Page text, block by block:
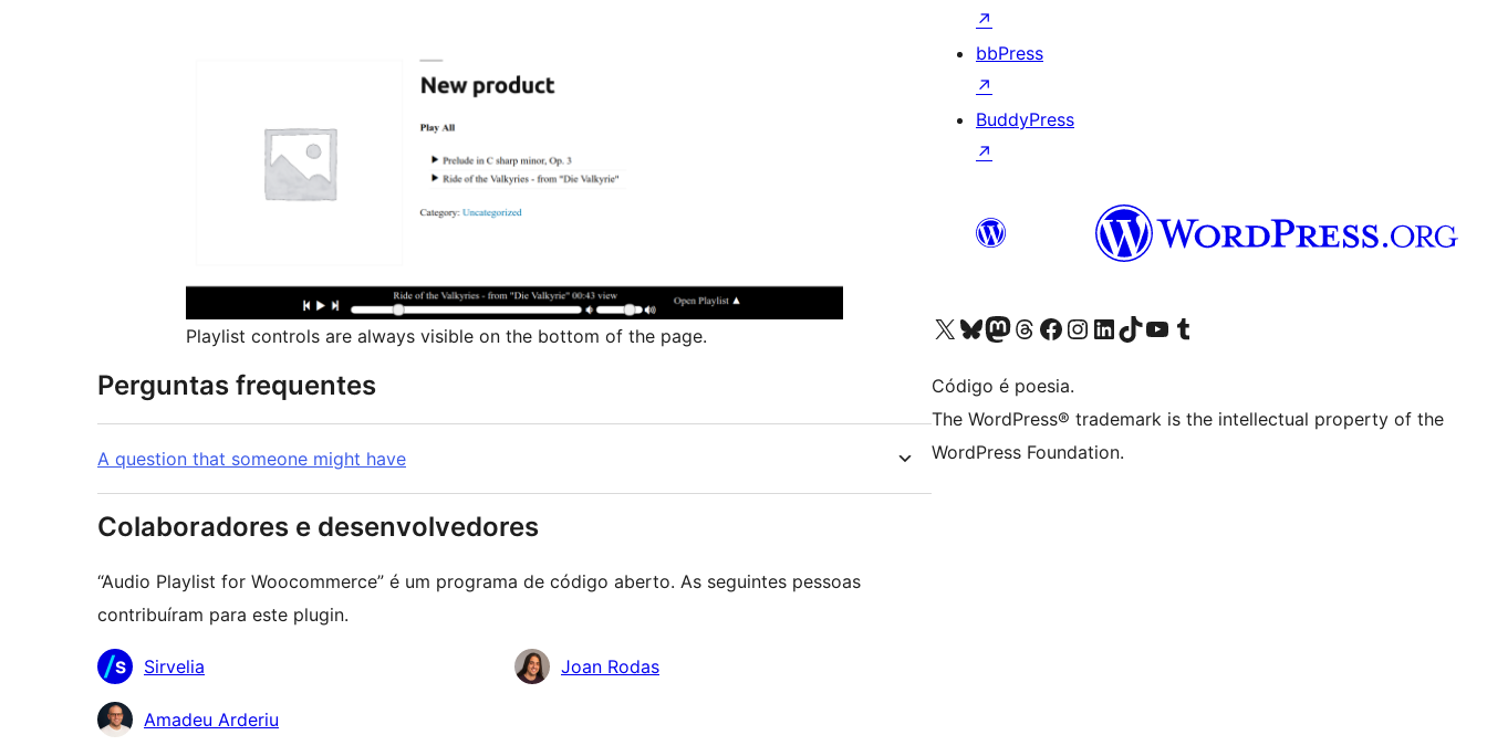
Playlist controls are always visible on the bottom of the page.
Perguntas frequentes
A question that someone might have
Colaboradores e desenvolvedores
“Audio Playlist for Woocommerce” é um programa de código aberto. As seguintes pessoas
contribuíram para este plugin.
Colaboradores
Sirvelia Joan Rodas
Amadeu Arderiu
↗
bbPress
↗
BuddyPress
↗
Acessar nossa conta do X (antigo Twitter)
Acessar nossa conta do Bluesky
Acessar nossa conta do Mastodon
Acessar nossa conta do Threads
Acessar nossa página do Facebook
Acessar nossa conta do Instagram
Acessar nossa conta do LinkedIn
Acessar nossa conta do TikTok
Acessar nosso canal do YouTube
Acessar nossa conta no Tumblr
Código é poesia.
The WordPress® trademark is the intellectual property of the
WordPress Foundation.